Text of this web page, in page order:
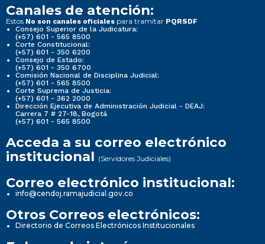
Canales de atención:
Estos No son canales oficiales para tramitar PQRSDF
Consejo Superior de la Judicatura:
(+57) 601 - 565 8500
Corte Constitucional:
(+57) 601 - 350 6200
Consejo de Estado:
(+57) 601 - 350 6700
Comisión Nacional de Disciplina Judicial:
(+57) 601 - 565 8500
Corte Suprema de Justicia:
(+57) 601 - 362 2000
Dirección Ejecutiva de Administración Judicial - DEAJ:
Carrera 7 # 27-18, Bogotá
(+57) 601 - 565 8500
Acceda a su correo electrónico
institucional (Servidores Judiciales)
Correo electrónico institucional:
info@cendoj.ramajudicial.gov.co
Otros Correos electrónicos:
Directorio de Correos Electrónicos Institucionales